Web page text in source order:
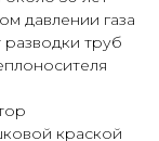
давлении газа
труб
краской